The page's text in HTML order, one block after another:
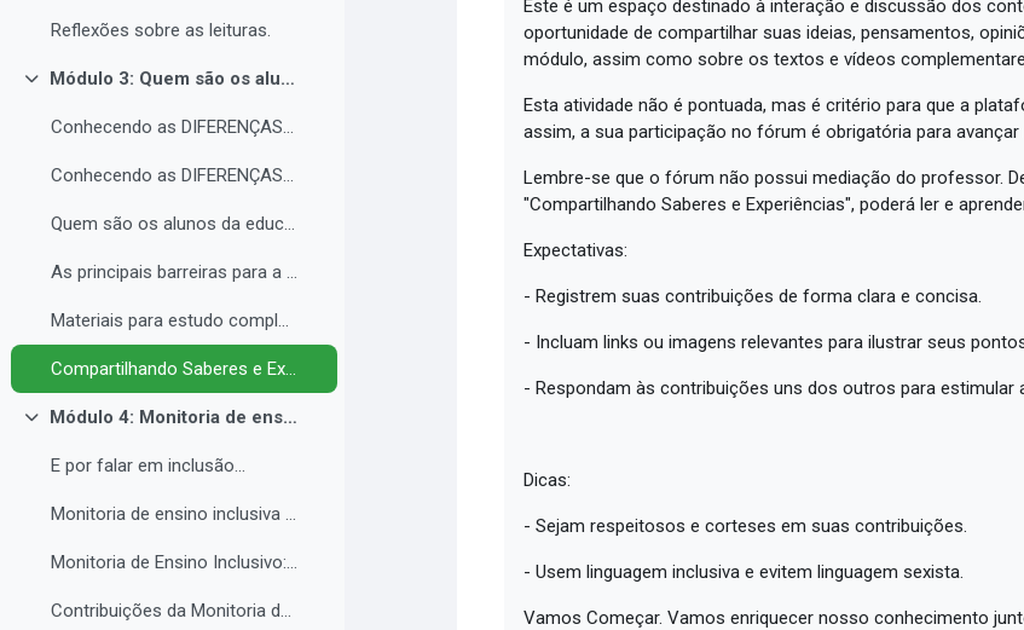
Reflexões sobre as leituras.
Contrair
Módulo 3: Quem são os alunos da educação inclusiva.
Conhecendo as DIFERENÇAS para promover a IGUALDADE com EQUIDADE.
Conhecendo as DIFERENÇAS para promover a IGUALDADE com EQUIDADE.
Quem são os alunos da educação inclusiva.
As principais barreiras para a inclusão.
Materiais para estudo complementar - Módulo 3.
Compartilhando Saberes e Experiências. 2
Contrair
Módulo 4: Monitoria de ensino inclusiva no processo formativo de estudantes com Necessidades Educacionais Específicas - NEE no contexto da Educação Profissional e Tecnológica.
E por falar em inclusão...
Monitoria de ensino inclusiva junto a estudante com Necessidades Educacionais Específicas - NEE no contexto da Educação Profissional e Tecnológica.
Monitoria de Ensino Inclusivo: Conceitos e Objetivos.
Contribuições da Monitoria de ensino inclusiva para o estudante com Necessidades Educacionais Específicas.
Este é um espaço destinado à interação e discussão dos
oportunidade de compartilhar suas ideias, pensamentos,
módulo, assim como sobre os textos e vídeos
Esta atividade não é pontuada, mas é critério para que a
assim, a sua participação no fórum é obrigatória para avançar
Lembre-se que o fórum não possui mediação do professor.
"Compartilhando Saberes e Experiências", poderá ler e
Expectativas:
- Registrem suas contribuições de forma clara e concisa.
- Incluam links ou imagens relevantes para ilustrar seus
- Respondam às contribuições uns dos outros para estimular
Dicas:
- Sejam respeitosos e corteses em suas contribuições.
- Usem linguagem inclusiva e evitem linguagem sexista.
Vamos Começar. Vamos enriquecer nosso conhecimento